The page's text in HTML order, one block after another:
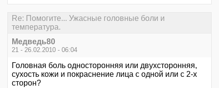
Re: Помогите... Ужасные головные боли и
температура.
Медведь80
21 - 26.02.2010 - 06:04
Головная боль односторонняя или двухсторонняя,
сухость кожи и покраснение лица с одной или с 2-х
сторон?